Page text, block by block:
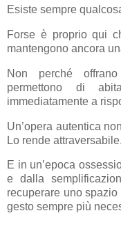
Esiste sempre
Forse è proprio qui
mantengono ancora
Non perché
permettono di
immediatamente a
Un’opera autentica
Lo rende attraversabile.
E in un’epoca
e dalla
recuperare uno
gesto sempre più